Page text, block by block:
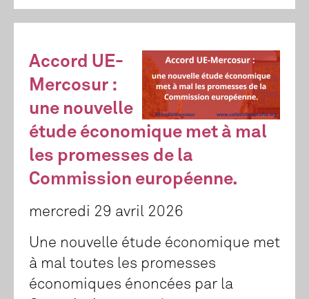
Accord UE-
Mercosur :
une nouvelle
étude économique met à mal
les promesses de la
Commission européenne.
mercredi 29 avril 2026
Une nouvelle étude économique met
à mal toutes les promesses
économiques énoncées par la